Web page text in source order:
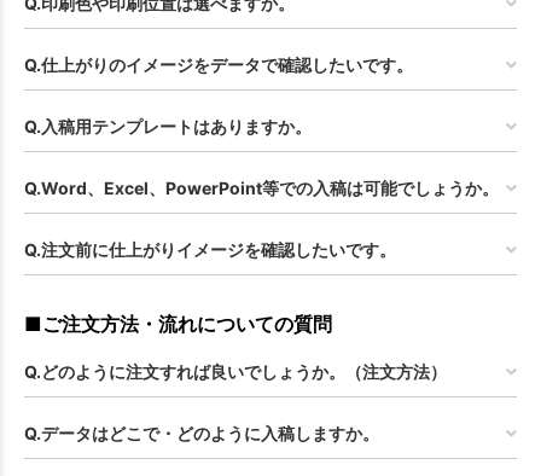
Q.仕上がりのイメージをデータで確認したいです。
Q.入稿用テンプレートはありますか。
Q.Word、Excel、PowerPoint等での入稿は可能でしょうか。
Q.注文前に仕上がりイメージを確認したいです。
■ご注文方法・流れについての質問
Q.どのように注文すれば良いでしょうか。（注文方法）
Q.データはどこで・どのように入稿しますか。